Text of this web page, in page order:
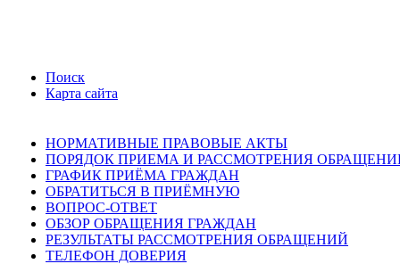
Поиск
Карта сайта
НОРМАТИВНЫЕ ПРАВОВЫЕ АКТЫ
ПОРЯДОК ПРИЕМА И РАССМОТРЕНИЯ
ГРАФИК ПРИЁМА ГРАЖДАН
ОБРАТИТЬСЯ В ПРИЁМНУЮ
ВОПРОС-ОТВЕТ
ОБЗОР ОБРАЩЕНИЯ ГРАЖДАН
РЕЗУЛЬТАТЫ РАССМОТРЕНИЯ ОБРАЩЕНИЙ
ТЕЛЕФОН ДОВЕРИЯ